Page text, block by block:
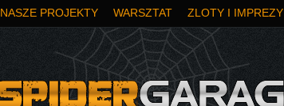
NASZE PROJEKTY WARSZTAT ZLOTY I IMPREZY